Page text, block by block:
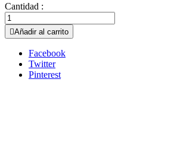
Cantidad :
Añadir al carrito
Facebook
Twitter
Pinterest